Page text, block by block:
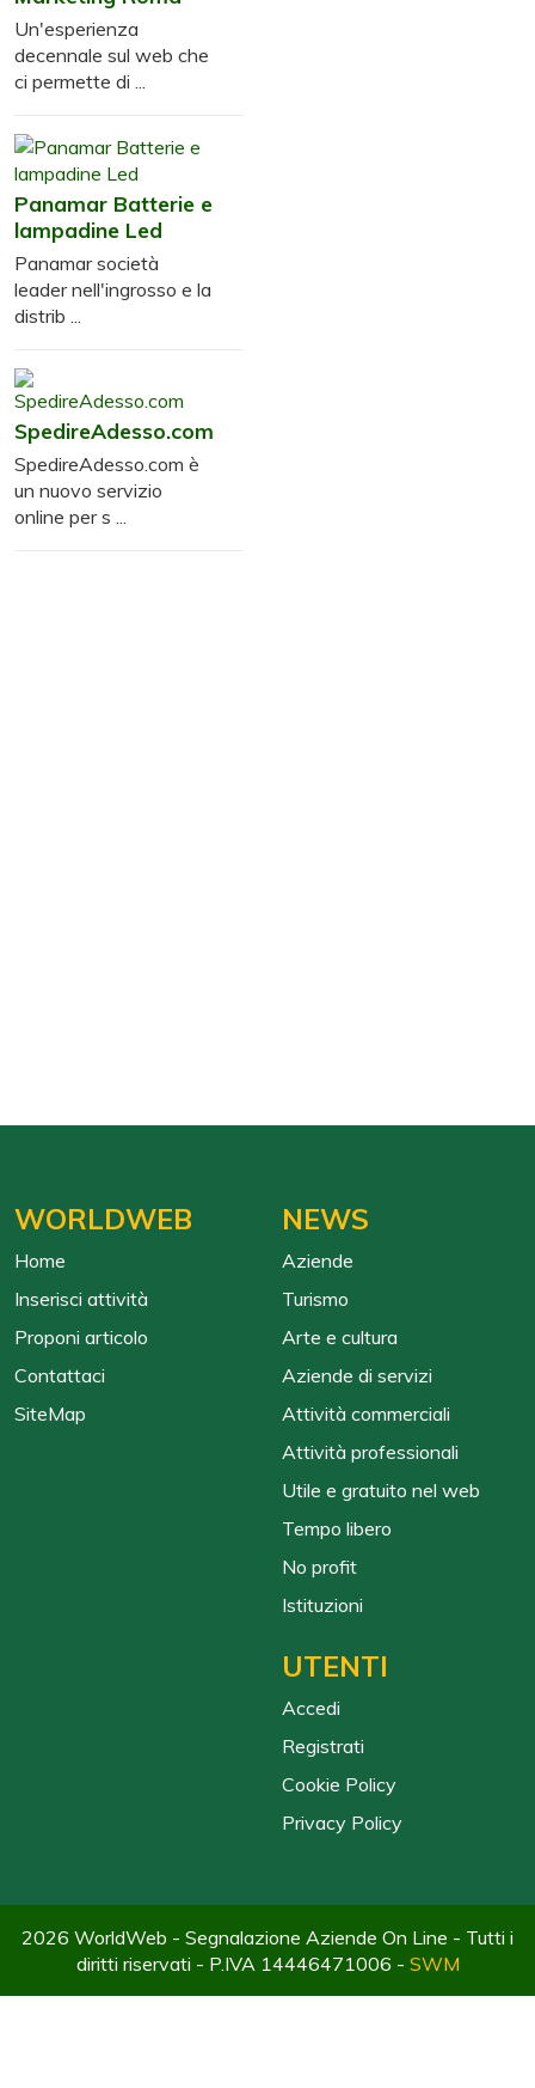
Un'esperienza
decennale sul web che
ci permette di ...
Panamar Batterie e
lampadine Led
Panamar società
leader nell'ingrosso e la
distrib ...
SpedireAdesso.com
SpedireAdesso.com è
un nuovo servizio
online per s ...
WORLDWEB
Home
Inserisci attività
Proponi articolo
Contattaci
SiteMap
NEWS
Aziende
Turismo
Arte e cultura
Aziende di servizi
Attività commerciali
Attività professionali
Utile e gratuito nel web
Tempo libero
No profit
Istituzioni
UTENTI
Accedi
Registrati
Cookie Policy
Privacy Policy
2026 WorldWeb - Segnalazione Aziende On Line - Tutti i
diritti riservati - P.IVA 14446471006 - SWM